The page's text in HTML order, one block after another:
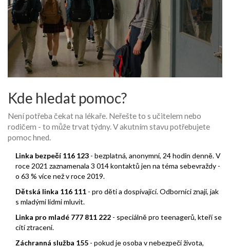
Kde hledat pomoc?
Není potřeba čekat na lékaře. Neřešte to s učitelem nebo
rodičem - to může trvat týdny. V akutním stavu potřebujete
pomoc hned.
Linka bezpečí 116 123 - bezplatná, anonymní, 24 hodin denně. V
roce 2021 zaznamenala 3 014 kontaktů jen na téma sebevraždy -
o 63 % více než v roce 2019.
Dětská linka 116 111 - pro děti a dospívající. Odborníci znají, jak
s mladými lidmi mluvit.
Linka pro mladé 777 811 222 - speciálně pro teenagerů, kteří se
cítí ztraceni.
Záchranná služba 155 - pokud je osoba v nebezpečí života,